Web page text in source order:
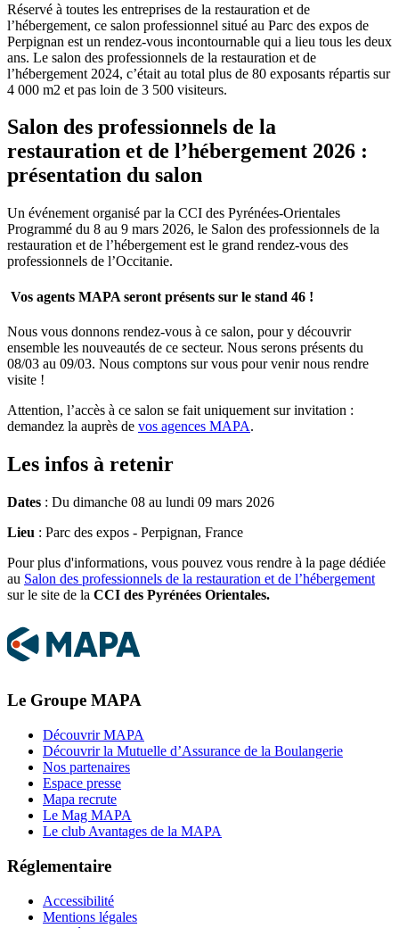
Réservé à toutes les entreprises de la restauration et de
l’hébergement, ce salon professionnel situé au Parc des expos de
Perpignan est un rendez-vous incontournable qui a lieu tous les deux
ans. Le salon des professionnels de la restauration et de
l’hébergement 2024, c’était au total plus de 80 exposants répartis sur
4 000 m2 et pas loin de 3 500 visiteurs.
Salon des professionnels de la
restauration et de l’hébergement 2026 :
présentation du salon
Un événement organisé par la CCI des Pyrénées-Orientales
Programmé du 8 au 9 mars 2026, le Salon des professionnels de la
restauration et de l’hébergement est le grand rendez-vous des
professionnels de l’Occitanie.
Vos agents MAPA seront présents sur le stand 46 !
Nous vous donnons rendez-vous à ce salon, pour y découvrir
ensemble les nouveautés de ce secteur. Nous serons présents du
08/03 au 09/03. Nous comptons sur vous pour venir nous rendre
visite !
Attention, l’accès à ce salon se fait uniquement sur invitation :
demandez la auprès de vos agences MAPA.
Les infos à retenir
Dates : Du dimanche 08 au lundi 09 mars 2026
Lieu : Parc des expos - Perpignan, France
Pour plus d'informations, vous pouvez vous rendre à la page dédiée
au Salon des professionnels de la restauration et de l’hébergement
sur le site de la CCI des Pyrénées Orientales.
Le Groupe MAPA
Découvrir MAPA
Découvrir la Mutuelle d’Assurance de la Boulangerie
Nos partenaires
Espace presse
Mapa recrute
Le Mag MAPA
Le club Avantages de la MAPA
Réglementaire
Accessibilité
Mentions légales